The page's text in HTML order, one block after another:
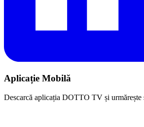
Aplicație Mobilă
Descarcă aplicația DOTTO TV și urmărește